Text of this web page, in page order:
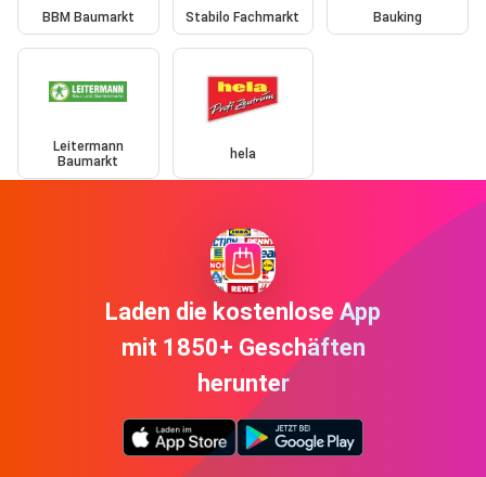
BBM Baumarkt Stabilo Fachmarkt Bauking
Leitermann
Baumarkt
hela
Laden die kostenlose App
mit 1850+ Geschäften
herunter